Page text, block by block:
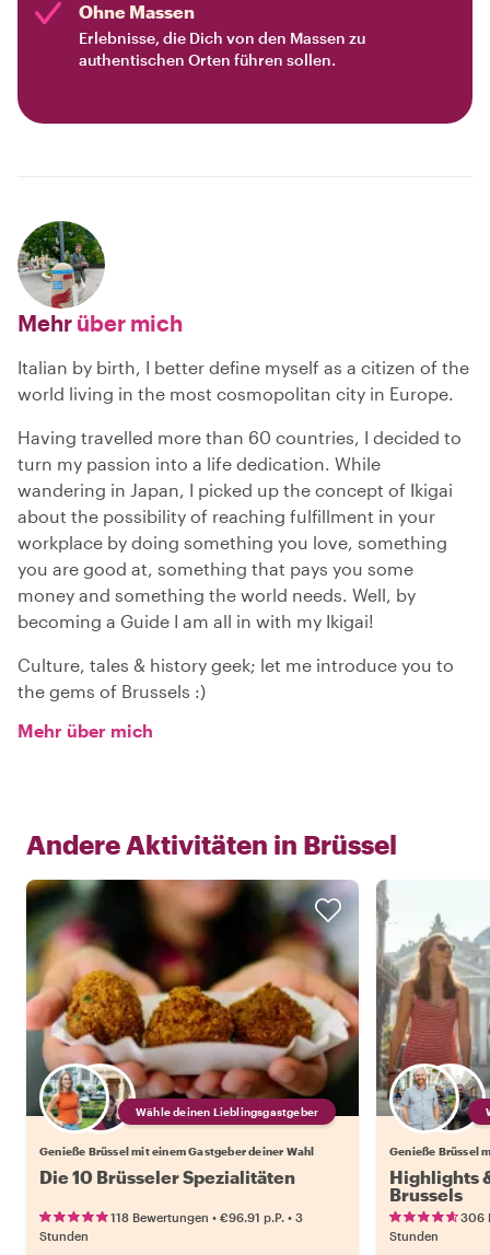
Ohne Massen
Erlebnisse, die Dich von den Massen zu
authentischen Orten führen sollen.
Mehr über mich
Italian by birth, I better define myself as a citizen of the
world living in the most cosmopolitan city in Europe.
Having travelled more than 60 countries, I decided to
turn my passion into a life dedication. While
wandering in Japan, I picked up the concept of Ikigai
about the possibility of reaching fulfillment in your
workplace by doing something you love, something
you are good at, something that pays you some
money and something the world needs. Well, by
becoming a Guide I am all in with my Ikigai!
Culture, tales & history geek; let me introduce you to
the gems of Brussels :)
Mehr über mich
Andere Aktivitäten in Brüssel
Wähle deinen Lieblingsgastgeber
Genieße Brüssel mit einem Gastgeber deiner Wahl
Die 10 Brüsseler Spezialitäten
118 Bewertungen • €96.91 p.P. • 3
Stunden
Genieße Brüssel
Highlights
Brussels
306
Stunden